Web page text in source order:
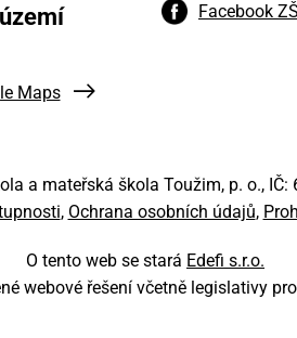
Maps
Facebook ZŠ
a mateřská škola Toužim, p. o., IČ:
Ochrana osobních údajů
O tento web se stará Edefi s.r.o.
webové řešení včetně legislativy